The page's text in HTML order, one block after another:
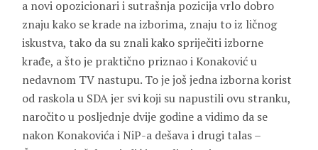
a novi opozicionari i sutrašnja pozicija vrlo dobro
znaju kako se krade na izborima, znaju to iz ličnog
iskustva, tako da su znali kako spriječiti izborne
krađe, a što je praktično priznao i Konaković u
nedavnom TV nastupu. To je još jedna izborna korist
od raskola u SDA jer svi koji su napustili ovu stranku,
naročito u posljednje dvije godine a vidimo da se
nakon Konakovića i NiP-a dešava i drugi talas –